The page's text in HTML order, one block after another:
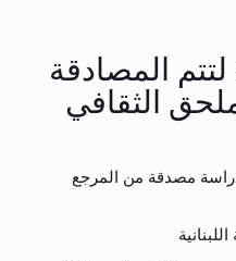
لتتم المصادقة
الثقافي
مصدقة من المرجع